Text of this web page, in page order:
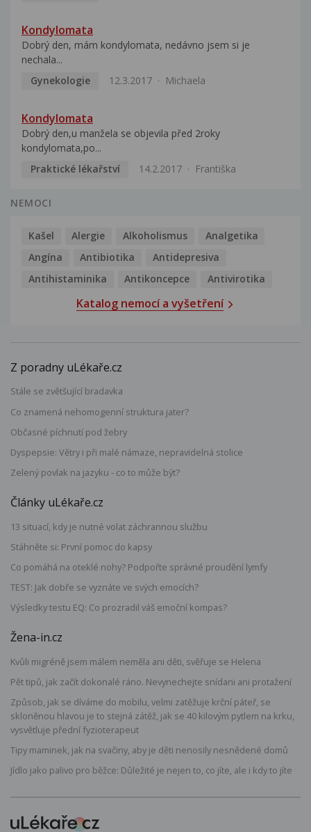
Kondylomata
Dobrý den, mám kondylomata, nedávno jsem si je
nechala...
Gynekologie
12.3.2017 Michaela
Kondylomata
Dobrý den,u manžela se objevila před 2roky
kondylomata,po...
Praktické lékařství
14.2.2017 Františka
NEMOCI
Kašel Alergie Alkoholismus
Analgetika
Angína
Antibiotika
Antidepresiva
Antihistaminika
Antikoncepce Antivirotika
Katalog nemocí a vyšetření
Z poradny uLékaře.cz
Stále se zvětšující bradavka
Co znamená nehomogenní struktura jater?
Občasné píchnutí pod žebry
Dyspepsie: Větry i při malé námaze, nepravidelná stolice
Zelený povlak na jazyku - co to může být?
Články uLékaře.cz
13 situací, kdy je nutné volat záchrannou službu
Stáhněte si: První pomoc do kapsy
Co pomáhá na oteklé nohy? Podpořte správné proudění lymfy
TEST: Jak dobře se vyznáte ve svých emocích?
Výsledky testu EQ: Co prozradil váš emoční kompas?
Žena-in.cz
Kvůli migréně jsem málem neměla ani děti, svěřuje se Helena
Pět tipů, jak začít dokonalé ráno. Nevynechejte snídani ani protažení
Způsob, jak se díváme do mobilu, velmi zatěžuje krční páteř, se
skloněnou hlavou je to stejná zátěž, jak se 40 kilovým pytlem na krku,
vysvětluje přední fyzioterapeut
Tipy maminek, jak na svačiny, aby je děti nenosily nesnědené domů
Jídlo jako palivo pro běžce: Důležité je nejen to, co jíte, ale i kdy to jíte